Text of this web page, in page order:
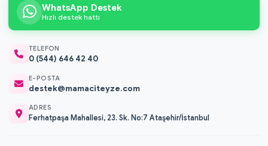
WhatsApp Destek
Hızlı destek hattı
TELEFON
0 (544) 646 42 40
E-POSTA
destek@mamaciteyze.com
ADRES
Ferhatpaşa Mahallesi, 23. Sk. No:7 Ataşehir/İstanbul